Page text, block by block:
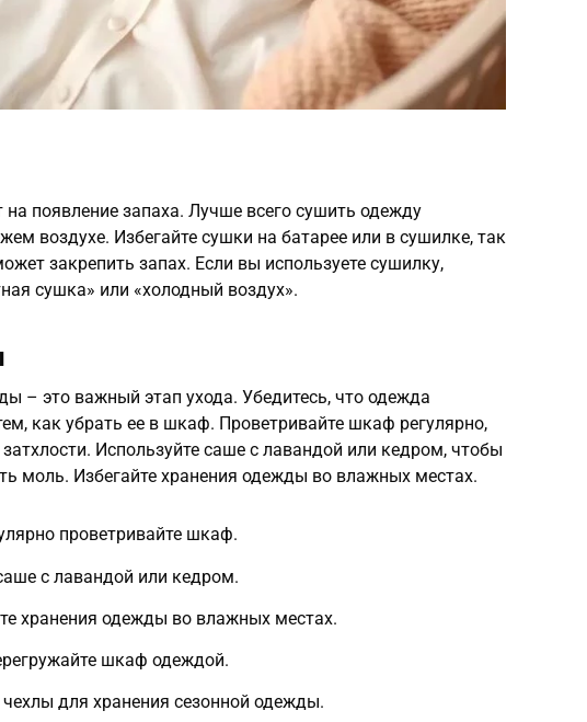
появление запаха. Лучше всего сушить одежду
воздухе. Избегайте сушки на батарее или в сушилке, так
закрепить запах. Если вы используете сушилку,
сушка» или «холодный воздух».
– это важный этап ухода. Убедитесь, что одежда
как убрать ее в шкаф. Проветривайте шкаф регулярно,
Используйте саше с лавандой или кедром, чтобы
моль. Избегайте хранения одежды во влажных местах.
проветривайте шкаф.
с лавандой или кедром.
хранения одежды во влажных местах.
шкаф одеждой.
для хранения сезонной одежды.